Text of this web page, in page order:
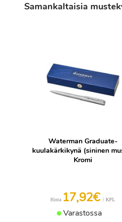
Samankaltaisia
Waterman Graduate-
kuulakärkikynä (sininen
Kromi
Hinta 17,92€ / KPL
Varastossa